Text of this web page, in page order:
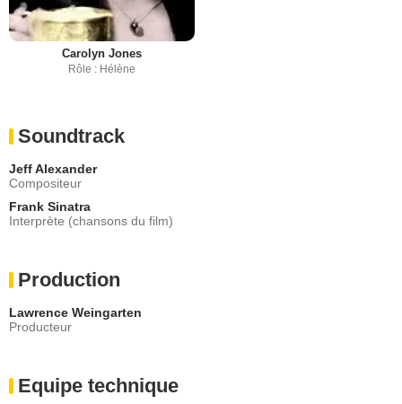
Carolyn Jones
Rôle : Hélène
Soundtrack
Jeff Alexander
Compositeur
Frank Sinatra
Interprète (chansons du film)
Production
Lawrence Weingarten
Producteur
Equipe technique